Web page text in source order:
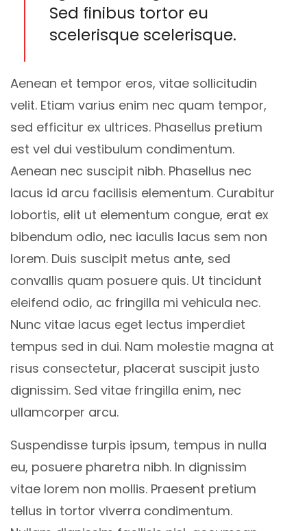
Sed finibus tortor eu
scelerisque scelerisque.
Aenean et tempor eros, vitae sollicitudin
velit. Etiam varius enim nec quam tempor,
sed efficitur ex ultrices. Phasellus pretium
est vel dui vestibulum condimentum.
Aenean nec suscipit nibh. Phasellus nec
lacus id arcu facilisis elementum. Curabitur
lobortis, elit ut elementum congue, erat ex
bibendum odio, nec iaculis lacus sem non
lorem. Duis suscipit metus ante, sed
convallis quam posuere quis. Ut tincidunt
eleifend odio, ac fringilla mi vehicula nec.
Nunc vitae lacus eget lectus imperdiet
tempus sed in dui. Nam molestie magna at
risus consectetur, placerat suscipit justo
dignissim. Sed vitae fringilla enim, nec
ullamcorper arcu.
Suspendisse turpis ipsum, tempus in nulla
eu, posuere pharetra nibh. In dignissim
vitae lorem non mollis. Praesent pretium
tellus in tortor viverra condimentum.